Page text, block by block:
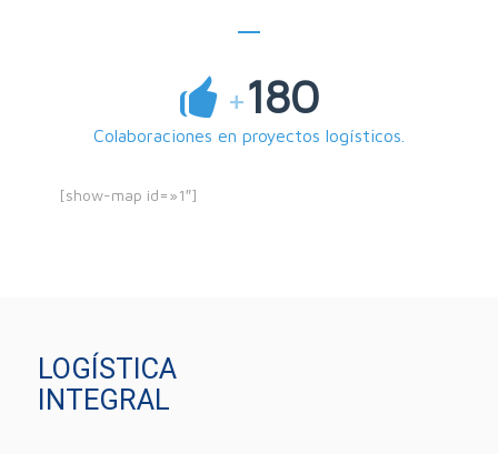
+180
Colaboraciones en proyectos logísticos.
[show-map id=»1″]
LOGÍSTICA
INTEGRAL